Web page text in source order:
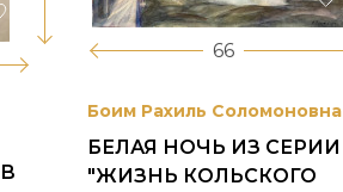
66
Боим Рахиль Соломоновна
БЕЛАЯ НОЧЬ ИЗ СЕРИИ
"ЖИЗНЬ КОЛЬСКОГО